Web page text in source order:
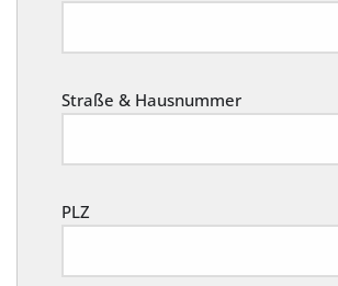
Straße & Hausnummer
PLZ